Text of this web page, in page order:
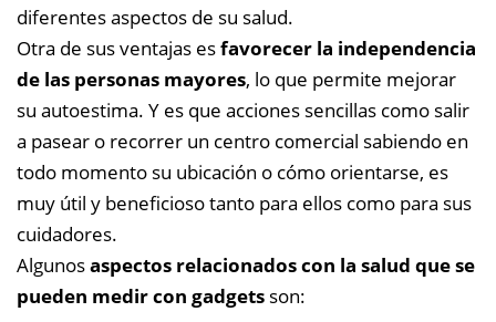
diferentes aspectos de su salud.
Otra de sus ventajas esfavorecer la independencia
de las personas mayores, lo que permite mejorar
su autoestima. Y es que acciones sencillas como salir
a pasear o recorrer un centro comercial sabiendo en
todo momento su ubicación o cómo orientarse, es
muy útil y beneficioso tanto para ellos como para sus
cuidadores.
Algunosaspectos relacionados con la salud que se
pueden medir con gadgets son: